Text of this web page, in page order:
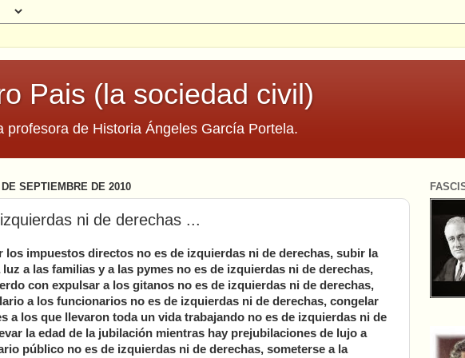
Pais (la sociedad civil)
profesora de Historia Ángeles García Portela.
SEPTIEMBRE DE 2010
ni de derechas ...
los impuestos directos no es de izquierdas ni de derechas, subir la
a las familias y a las pymes no es de izquierdas ni de derechas,
con expulsar a los gitanos no es de izquierdas ni de derechas,
a los funcionarios no es de izquierdas ni de derechas, congelar
a los que llevaron toda un vida trabajando no es de izquierdas ni de
la edad de la jubilación mientras hay prejubilaciones de lujo a
público no es de izquierdas ni de derechas, someterse a la